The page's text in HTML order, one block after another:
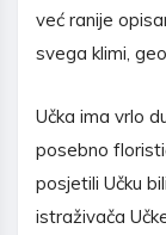
već ranije
svega klimi,
Učka ima vrlo
posebno
posjetili Učku
istraživača